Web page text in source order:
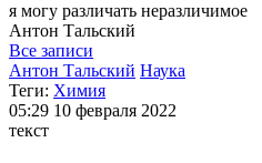
я могу различать неразличимое
Антон Тальский
Все записи
Антон Тальский Наука
Теги: Химия
05:29 10 февраля 2022
текст